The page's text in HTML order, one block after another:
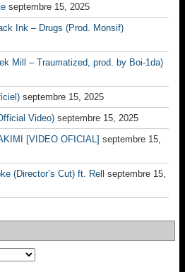
septembre 15, 2025
Ink – Drugs (Prod. Monsif)
Mill – Traumatized, prod. by Boi-1da)
septembre 15, 2025
Video) septembre 15, 2025
[VIDEO OFICIAL] septembre 15,
(Director’s Cut) ft. Rell
septembre 15,